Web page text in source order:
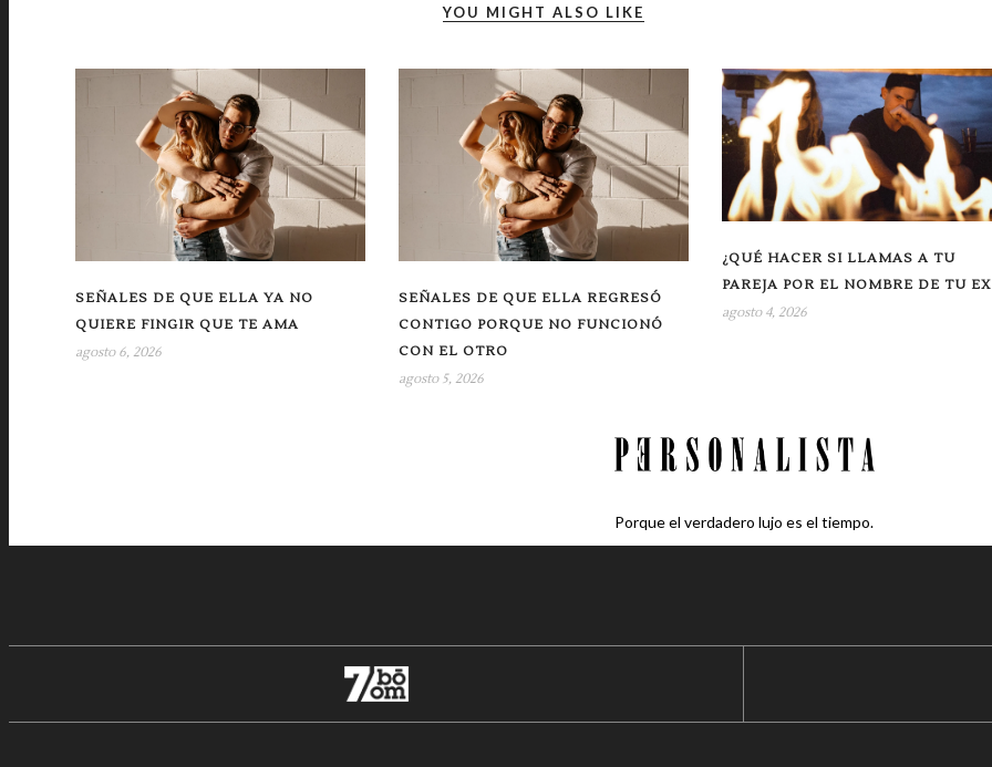
YOU MIGHT ALSO LIKE
SEÑALES DE QUE ELLA YA NO
QUIERE FINGIR QUE TE AMA
agosto 6, 2026
SEÑALES DE QUE ELLA REGRESÓ
CONTIGO PORQUE NO FUNCIONÓ
CON EL OTRO
agosto 5, 2026
¿QUÉ HACER SI LLAMAS A TU
PAREJA POR EL NOMBRE DE TU
agosto 4, 2026
Porque el verdadero lujo es el tiempo.